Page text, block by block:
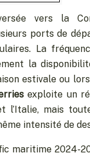
vers la
ports de
La
la
estivale ou
exploite un
l’Italie, mais
intensité de
maritime 2024-